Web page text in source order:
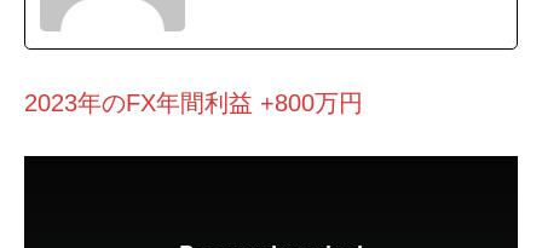
2023年のFX年間利益 +800万円